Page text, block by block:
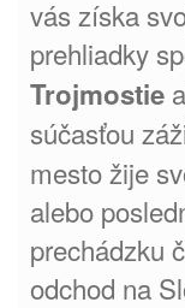
vás získa
prehliadky
Trojmostie
súčasťou
mesto žije
alebo
prechádzku
odchod na